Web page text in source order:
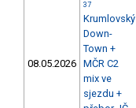
08.05.2026
37
Krumlovský
Down-
Town +
MČR C2
mix ve
sjezdu +